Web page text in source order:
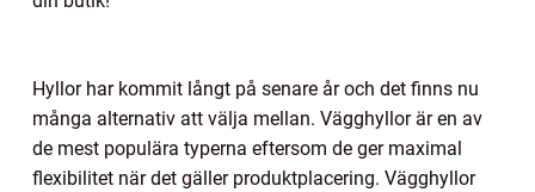
Hyllor har kommit långt på senare år och det finns nu
många alternativ att välja mellan. Vägghyllor är en av
de mest populära typerna eftersom de ger maximal
flexibilitet när det gäller produktplacering. Vägghyllor